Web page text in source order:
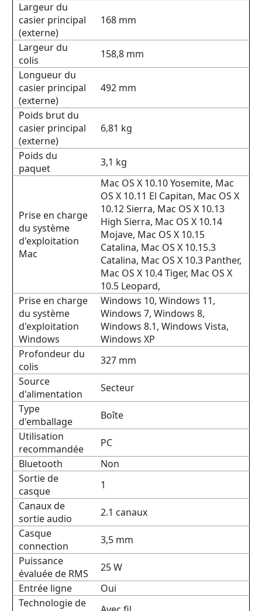
Largeur du
casier principal
(externe)
168 mm
Largeur du
colis
158,8 mm
Longueur du
casier principal
(externe)
492 mm
Poids brut du
casier principal
(externe)
6,81 kg
Poids du
paquet
3,1 kg
Prise en charge
du système
d'exploitation
Mac
Mac OS X 10.10 Yosemite, Mac
OS X 10.11 El Capitan, Mac OS X
10.12 Sierra, Mac OS X 10.13
High Sierra, Mac OS X 10.14
Mojave, Mac OS X 10.15
Catalina, Mac OS X 10.15.3
Catalina, Mac OS X 10.3 Panther,
Mac OS X 10.4 Tiger, Mac OS X
10.5 Leopard,
Prise en charge
du système
d'exploitation
Windows
Windows 10, Windows 11,
Windows 7, Windows 8,
Windows 8.1, Windows Vista,
Windows XP
Profondeur du
colis
327 mm
Source
d'alimentation
Secteur
Type
d'emballage
Boîte
Utilisation
recommandée
PC
Bluetooth
Non
Sortie de
casque
1
Canaux de
sortie audio
2.1 canaux
Casque
connection
3,5 mm
Puissance
évaluée de RMS
25 W
Entrée ligne
Oui
Technologie de